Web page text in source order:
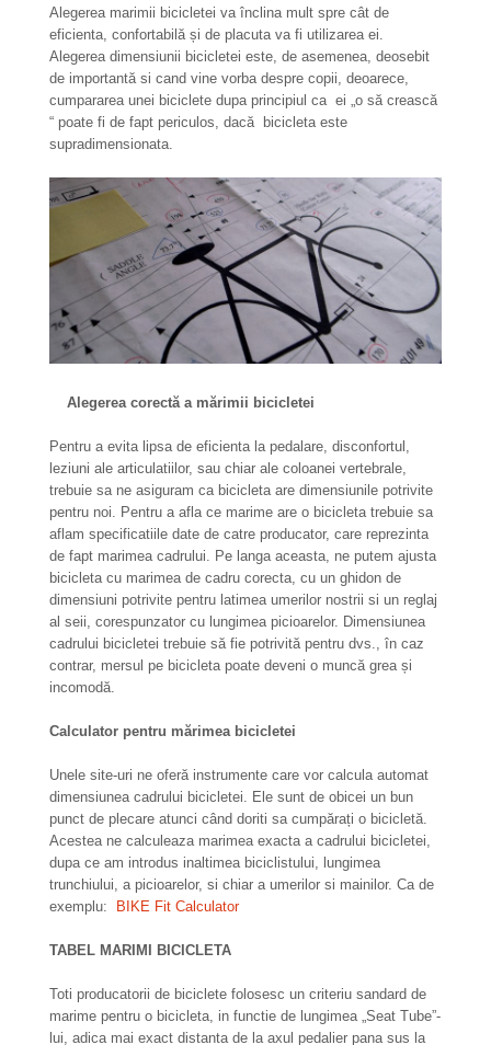
Alegerea marimii bicicletei va înclina mult spre cât de
eficienta, confortabilă și de placuta va fi utilizarea ei.
Alegerea dimensiunii bicicletei este, de asemenea, deosebit
de importantă si cand vine vorba despre copii, deoarece,
cumpararea unei biciclete dupa principiul ca ei „o să crească
“ poate fi de fapt periculos, dacă bicicleta este
supradimensionata.
Alegerea corectă a mărimii bicicletei
Pentru a evita lipsa de eficienta la pedalare, disconfortul,
leziuni ale articulatiilor, sau chiar ale coloanei vertebrale,
trebuie sa ne asiguram ca bicicleta are dimensiunile potrivite
pentru noi. Pentru a afla ce marime are o bicicleta trebuie sa
aflam specificatiile date de catre producator, care reprezinta
de fapt marimea cadrului. Pe langa aceasta, ne putem ajusta
bicicleta cu marimea de cadru corecta, cu un ghidon de
dimensiuni potrivite pentru latimea umerilor nostrii si un reglaj
al seii, corespunzator cu lungimea picioarelor. Dimensiunea
cadrului bicicletei trebuie să fie potrivită pentru dvs., în caz
contrar, mersul pe bicicleta poate deveni o muncă grea și
incomodă.
Calculator pentru mărimea bicicletei
Unele site-uri ne oferă instrumente care vor calcula automat
dimensiunea cadrului bicicletei. Ele sunt de obicei un bun
punct de plecare atunci când doriti sa cumpărați o bicicletă.
Acestea ne calculeaza marimea exacta a cadrului bicicletei,
dupa ce am introdus inaltimea biciclistului, lungimea
trunchiului, a picioarelor, si chiar a umerilor si mainilor. Ca de
exemplu: BIKE Fit Calculator
TABEL MARIMI BICICLETA
Toti producatorii de biciclete folosesc un criteriu sandard de
marime pentru o bicicleta, in functie de lungimea „Seat Tube”-
lui, adica mai exact distanta de la axul pedalier pana sus la